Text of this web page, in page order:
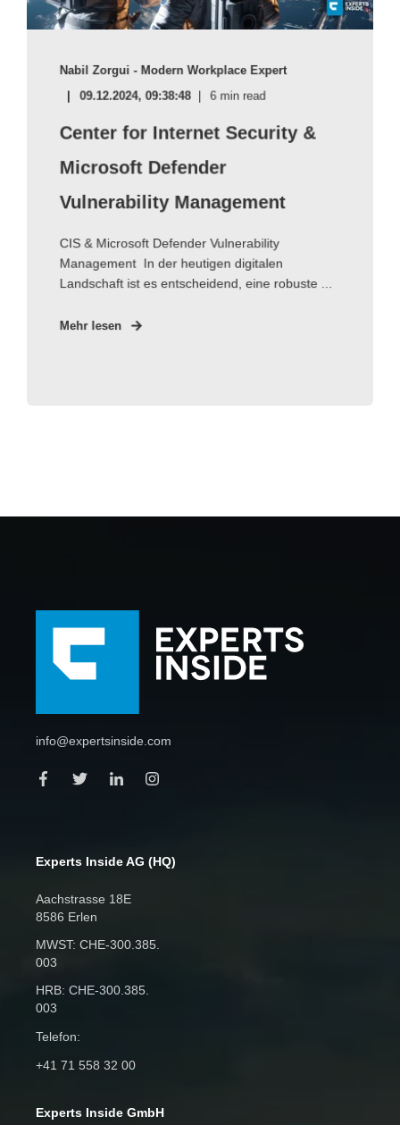
Nabil Zorgui - Modern Workplace Expert
09.12.2024, 09:38:48
6 min read
Center for Internet Security &
Microsoft Defender
Vulnerability Management
CIS & Microsoft Defender Vulnerability
Management In der heutigen digitalen
Landschaft ist es entscheidend, eine robuste ...
Mehr lesen
info@expertsinside.com
Experts Inside AG (HQ)
Aachstrasse 18E
8586 Erlen
MWST: CHE‑300.385.
003
HRB: CHE‑300.385.
003
Telefon:
+41 71 558 32 00
Experts Inside GmbH